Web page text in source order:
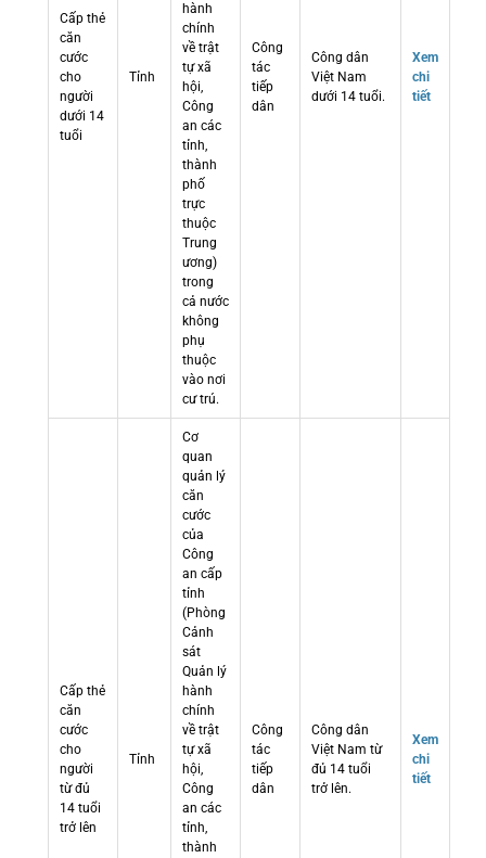
Cấp thẻ
căn
cước
cho
người
dưới 14
tuổi
Tỉnh
hành
chính
về trật
tự xã
hội,
Công
an các
tỉnh,
thành
phố
trực
thuộc
Trung
ương)
trong
cả nước
không
phụ
thuộc
vào nơi
cư trú.
Công
tác
tiếp
dân
Công dân
Việt Nam
dưới 14 tuổi.
Xem
chi
tiết
Cấp thẻ
căn
cước
cho
người
từ đủ
14 tuổi
trở lên
Tỉnh
Cơ
quan
quản lý
căn
cước
của
Công
an cấp
tỉnh
(Phòng
Cảnh
sát
Quản lý
hành
chính
về trật
tự xã
hội,
Công
an các
tỉnh,
thành
Công
tác
tiếp
dân
Công dân
Việt Nam từ
đủ 14 tuổi
trở lên.
Xem
chi
tiết